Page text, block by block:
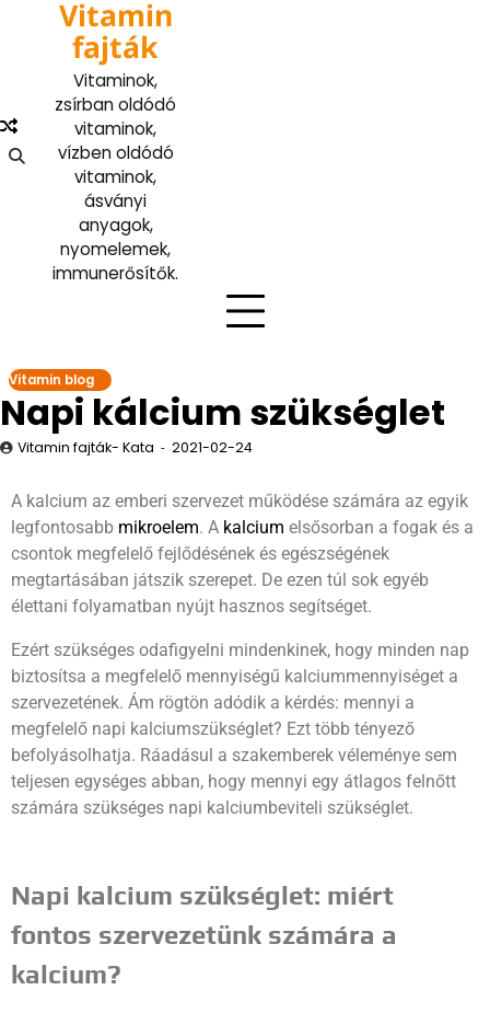
Vitamin
fajták
Vitaminok,
zsírban oldódó
vitaminok,
vízben oldódó
vitaminok,
ásványi
anyagok,
nyomelemek,
immunerősítők.
Vitamin blog
Napi kálcium szükséglet
Vitamin fajták- Kata 2021-02-24
A kalcium az emberi szervezet működése számára az egyik
legfontosabb mikroelem. A kalcium elsősorban a fogak és a
csontok megfelelő fejlődésének és egészségének
megtartásában játszik szerepet. De ezen túl sok egyéb
élettani folyamatban nyújt hasznos segítséget.
Ezért szükséges odafigyelni mindenkinek, hogy minden nap
biztosítsa a megfelelő mennyiségű kalciummennyiséget a
szervezetének. Ám rögtön adódik a kérdés: mennyi a
megfelelő napi kalciumszükséglet? Ezt több tényező
befolyásolhatja. Ráadásul a szakemberek véleménye sem
teljesen egységes abban, hogy mennyi egy átlagos felnőtt
számára szükséges napi kalciumbeviteli szükséglet.
Napi kalcium szükséglet: miért
fontos szervezetünk számára a
kalcium?